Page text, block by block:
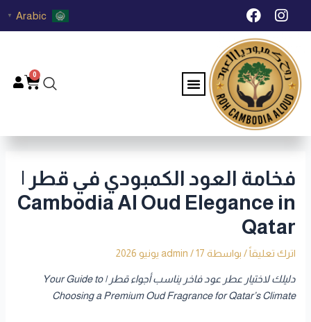
تخطي I
n
s
t
a
g
r
a
m
F
a
c
e
b
o
o
k
Arabic
▼
Menu
0
فخامة العود الكمبودي في قطر |
Cambodia Al Oud Elegance in
Qatar
اترك تعليقاً / بواسطة admin /17 يونيو 2026
دليلك لاختيار عطر عود فاخر يناسب أجواء قطر | Your Guide to
Choosing a Premium Oud Fragrance for Qatar’s Climate
Post
navigation